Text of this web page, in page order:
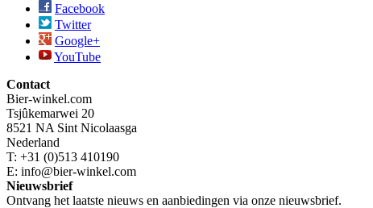
Facebook
Twitter
Google+
YouTube
Contact
Bier-winkel.com
Tsjûkemarwei 20
8521 NA Sint Nicolaasga
Nederland
T: +31 (0)513 410190
E: info@bier-winkel.com
Nieuwsbrief
Ontvang het laatste nieuws en aanbiedingen via onze nieuwsbrief.